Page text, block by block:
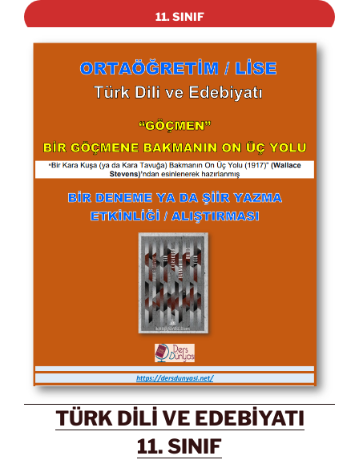
11. SINIF
TÜRK DİLİ VE EDEBİYATI
11. SINIF